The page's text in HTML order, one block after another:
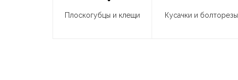
Плоскогубцы и клещи Кусачки и болторезы